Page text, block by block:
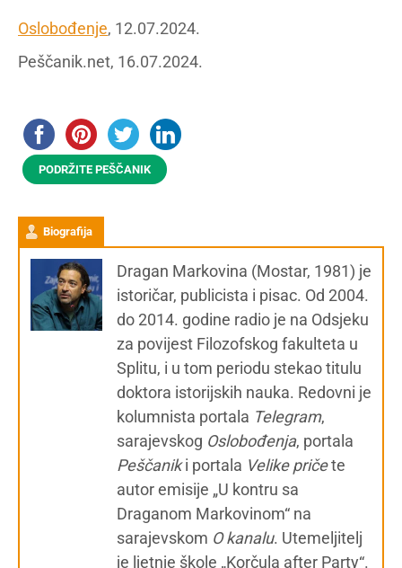
Oslobođenje, 12.07.2024.
Peščanik.net, 16.07.2024.
PODRŽITE PEŠČANIK
Biografija
Dragan Markovina (Mostar, 1981) je
istoričar, publicista i pisac. Od 2004.
do 2014. godine radio je na Odsjeku
za povijest Filozofskog fakulteta u
Splitu, i u tom periodu stekao titulu
doktora istorijskih nauka. Redovni je
kolumnista portala Telegram,
sarajevskog Oslobođenja, portala
Peščaniki portala Velike pričete
autor emisije „U kontru sa
Draganom Markovinom“ na
sarajevskom O kanalu. Utemeljitelj
je ljetnje škole „Korčula after Party“.